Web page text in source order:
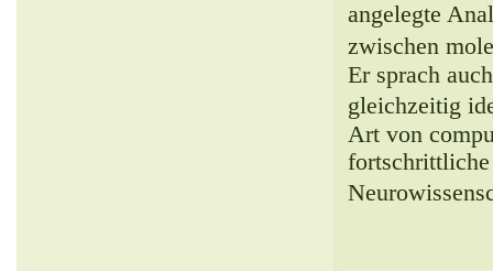
angelegte
zwischen
Er sprach
gleichzeitig
Art von